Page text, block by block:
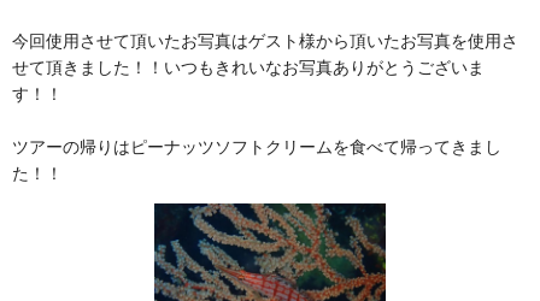
今回使用させて頂いたお写真はゲスト様から頂いたお写真を使用さ
せて頂きました！！いつもきれいなお写真ありがとうございま
す！！
ツアーの帰りはピーナッツソフトクリームを食べて帰ってきまし
た！！